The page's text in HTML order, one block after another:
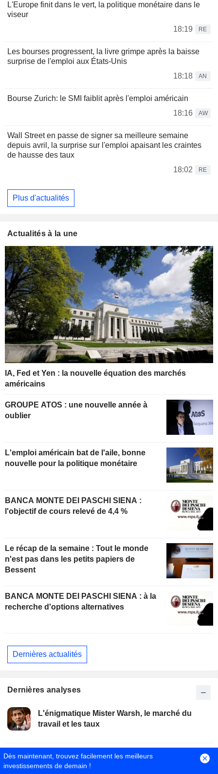
L'Europe finit dans le vert, la politique monétaire dans le
viseur
18:19
RE
Les bourses progressent, la livre grimpe après la baisse
surprise de l'emploi aux États-Unis
18:18
AN
Bourse Zurich: le SMI faiblit après l'emploi américain
18:16
AW
Wall Street en passe de signer sa meilleure semaine
depuis avril, la surprise sur l'emploi apaisant les craintes
de hausse des taux
18:02
RE
Plus d'actualités
Actualités à la une
IA, Fed et Yen : la nouvelle équation des marchés
américains
GROUPE ATOS : une nouvelle année à
oublier
L'emploi américain bat de l'aile, bonne
nouvelle pour la politique monétaire
BANCA MONTE DEI PASCHI SIENA :
l'objectif de cours relevé de 4,4 %
Le récap de la semaine : Tout le monde
n'est pas dans les petits papiers de
Bessent
BANCA MONTE DEI PASCHI SIENA : à la
recherche d'options alternatives
Dernières actualités
Dernières analyses
L'énigmatique Mister Warsh, le marché du
travail et les taux
Avis d'analystes du jour : Roche et Sandoz
séduisent, UBS dégrade sèchement Sopra
Dès maintenant, trouvez facilement les meilleurs
investissements de demain !